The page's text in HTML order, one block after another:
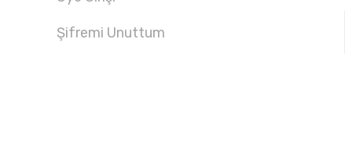
Şifremi Unuttum